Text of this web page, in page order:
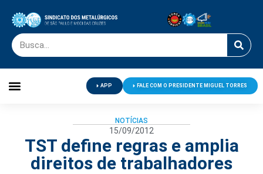
APP FALE COM O PRESIDENTE MIGUEL TORRES
NOTÍCIAS
15/09/2012
TST define regras e amplia
direitos de trabalhadores